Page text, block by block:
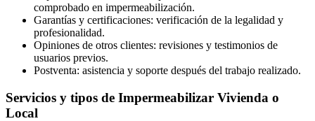
comprobado en impermeabilización.
Garantías y certificaciones: verificación de la legalidad y
profesionalidad.
Opiniones de otros clientes: revisiones y testimonios de
usuarios previos.
Postventa: asistencia y soporte después del trabajo realizado.
Servicios y tipos de Impermeabilizar Vivienda o
Local